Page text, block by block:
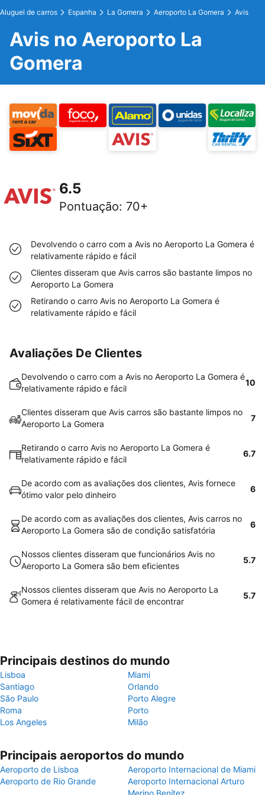
Aluguel de carros Espanha La Gomera Aeroporto La Gomera Avis
Avis no Aeroporto La
Gomera
6.5
Pontuação: 70+
Devolvendo o carro com a Avis no Aeroporto La Gomera é
relativamente rápido e fácil
Clientes disseram que Avis carros são bastante limpos no
Aeroporto La Gomera
Retirando o carro Avis no Aeroporto La Gomera é
relativamente rápido e fácil
Avaliações De Clientes
Devolvendo o carro com a Avis no Aeroporto La Gomera é
relativamente rápido e fácil
10
Clientes disseram que Avis carros são bastante limpos no
Aeroporto La Gomera
7
Retirando o carro Avis no Aeroporto La Gomera é
relativamente rápido e fácil
6.7
De acordo com as avaliações dos clientes, Avis fornece
ótimo valor pelo dinheiro
6
De acordo com as avaliações dos clientes, Avis carros no
Aeroporto La Gomera são de condição satisfatória
6
Nossos clientes disseram que funcionários Avis no
Aeroporto La Gomera são bem eficientes
5.7
Nossos clientes disseram que Avis no Aeroporto La
Gomera é relativamente fácil de encontrar
5.7
Principais destinos do mundo
Lisboa
Miami
Santiago
Orlando
São Paulo
Porto Alegre
Roma
Porto
Los Angeles
Milão
Principais aeroportos do mundo
Aeroporto de Lisboa
Aeroporto Internacional de Miami
Aeroporto de Rio Grande
Aeroporto Internacional Arturo
Merino Benítez